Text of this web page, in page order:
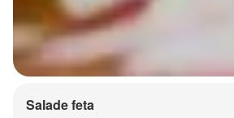
Salade feta